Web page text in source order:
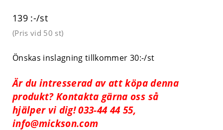
139 :-/st
(Pris vid 50 st)
Önskas inslagning tillkommer 30:-/st
Är du intresserad av att köpa denna
produkt? Kontakta gärna oss så
hjälper vi dig! 033-44 44 55,
info@mickson.com